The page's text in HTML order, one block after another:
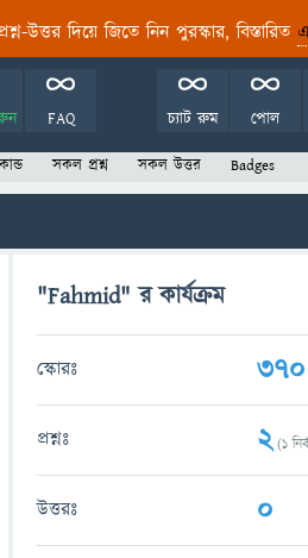
উত্তর দিয়ে জিতে নিন পুরস্কার, বিস্তারিত
FAQ পোল
চ্যাট রুম
সকল প্রশ্ন সকল উত্তর Badges
"Fahmid" র কার্যক্রম
স্কোরঃ 370
প্রশ্নঃ 2(1
উত্তরঃ 0